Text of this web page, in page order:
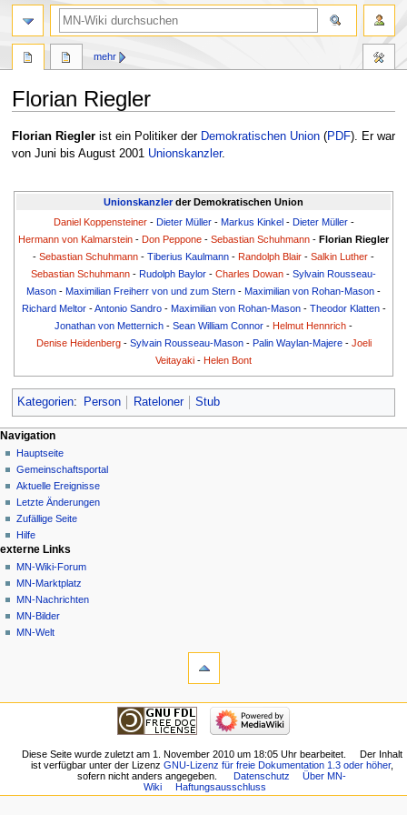
Florian Riegler
Zur
Navigation
Zur
Suche
Florian Rieglerist ein Politiker der Demokratischen Union(PDF). Er war
von Juni bis August 2001 Unionskanzler.
Unionskanzlerder Demokratischen Union
Daniel Koppensteiner- Dieter Müller- Markus Kinkel- Dieter Müller-
Hermann von Kalmarstein - Don Peppone - Sebastian Schuhmann - Florian Riegler
- Sebastian Schuhmann - Tiberius Kaulmann - Randolph Blair - Salkin Luther -
Sebastian Schuhmann - Rudolph Baylor - Charles Dowan - Sylvain Rousseau-
Mason - Maximilian Freiherr von und zum Stern - Maximilian von Rohan-Mason -
Richard Meltor-Antonio Sandro- Maximilian von Rohan-Mason- Theodor Klatten-
Jonathan von Metternich - Sean William Connor - Helmut Hennrich -
Denise Heidenberg- Sylvain Rousseau-Mason- Palin Waylan-Majere- Joeli
Veitayaki - Helen Bont
Kategorien: Person Rateloner Stub
Navigationsmenü
Seitenaktionen
Seite
Diskussion
Lesen
Quelltext
anzeigen
Versionsgeschichte
mehr
Meine Werkzeuge
Nicht
angemeldet
Diskussionsseite
Beiträge
Anmelden
Navigation
Hauptseite
Gemeinschafts­portal
Aktuelle Ereignisse
Letzte Änderungen
Zufällige Seite
Hilfe
Suche
externe Links
MN-Wiki-Forum
MN-Marktplatz
MN-Nachrichten
MN-Bilder
MN-Welt
verlinkten
Navigation
portal
Aktuelle
Letzte
Diese Seite wurde zuletzt am 1. November 2010 um 18:05 Uhr bearbeitet.
Der Inhalt
ist verfügbar unter der Lizenz GNU-Lizenz für freie Dokumentation 1.3 oder höher,
sofern nicht anders angegeben.
Datenschutz
Über MN-
Wiki
Haftungsausschluss